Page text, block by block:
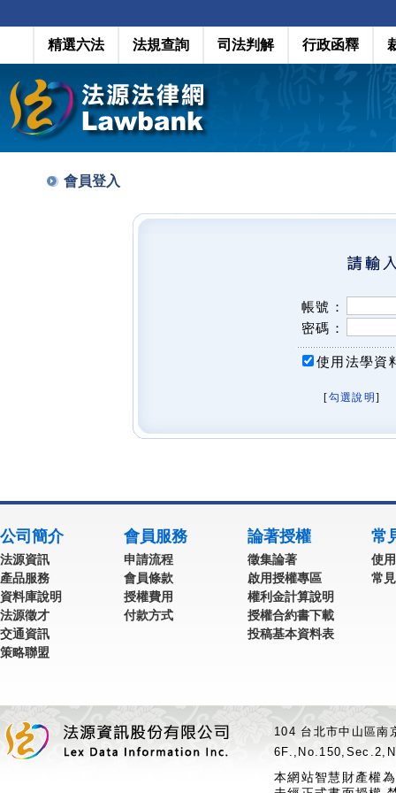
精選六法 法規查詢 司法判解 行政函釋
會員登入
帳號：
密碼：
使用法學資
[勾選說明 ]
公司簡介
法源資訊
產品服務
資料庫說明
法源徵才
交通資訊
策略聯盟
會員服務
申請流程
會員條款
授權費用
付款方式
論著授權
徵集論著
啟用授權專區
權利金計算說明
授權合約書下載
投稿基本資料表
常
使
常
104 台北市中山區
本網站智慧財產權